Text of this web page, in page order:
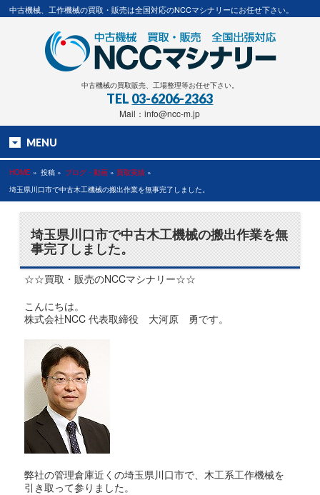
中古機械、工作機械の買取・販売は全国対応のNCCマシナリーにお任せ下さい。
中古機械の買取販売、工場整理等お任せ下さい。
TEL 03-6206-2363
Mail：info@ncc-m.jp
MENU
HOME » 投稿 » ブログ・動画 » 買取実績 »
埼玉県川口市で中古木工機械の搬出作業を無事完了しました。
埼玉県川口市で中古木工機械の搬出作業を無
事完了しました。
☆☆買取・販売のNCCマシナリー☆☆
こんにちは。
株式会社NCC 代表取締役 大河原 勇です。
弊社の管理倉庫近くの埼玉県川口市で、木工系工作機械を
引き取って参りました。